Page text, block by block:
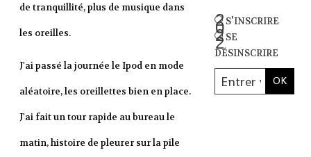
de tranquillité, plus de musique dans
les oreilles.
J'ai passé la journée le Ipod en mode
aléatoire, les oreillettes bien en place.
J'ai fait un tour rapide au bureau le
matin, histoire de pleurer sur la pile
s'inscrire
se
désinscrire